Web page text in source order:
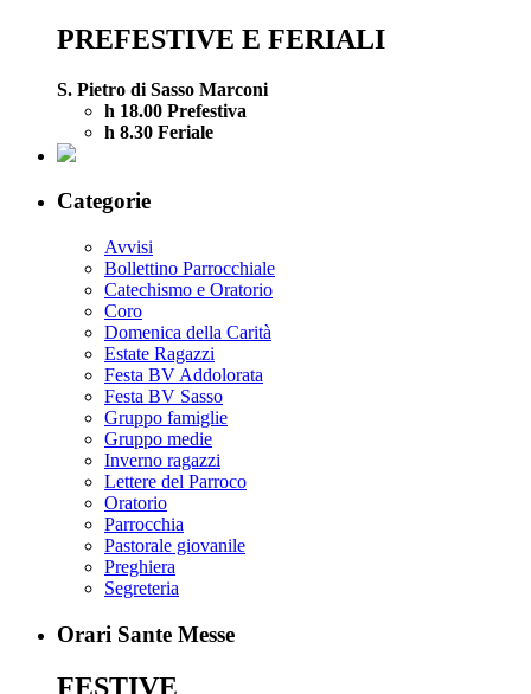
PREFESTIVE E FERIALI
S. Pietro di Sasso Marconi
h 18.00 Prefestiva
h 8.30 Feriale
Categorie
Avvisi
Bollettino Parrocchiale
Catechismo e Oratorio
Coro
Domenica della Carità
Estate Ragazzi
Festa BV Addolorata
Festa BV Sasso
Gruppo famiglie
Gruppo medie
Inverno ragazzi
Lettere del Parroco
Oratorio
Parrocchia
Pastorale giovanile
Preghiera
Segreteria
Orari Sante Messe
FESTIVE